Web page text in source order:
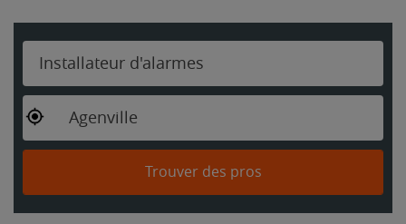
Installateur d'alarmes
Agenville
Trouver des pros